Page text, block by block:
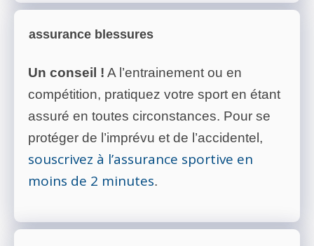
assurance blessures
Un conseil ! A l’entrainement ou en
compétition, pratiquez votre sport en étant
assuré en toutes circonstances. Pour se
protéger de l’imprévu et de l’accidentel,
souscrivez à l’assurance sportive en
moins de 2 minutes.